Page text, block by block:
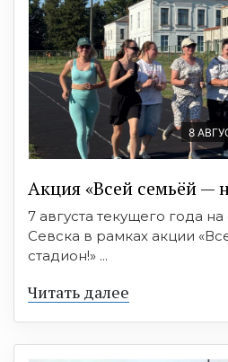
8
Акция «Всей семьёй —
7 августа текущего года
Севска в рамках акции
стадион!» ...
Читать далее